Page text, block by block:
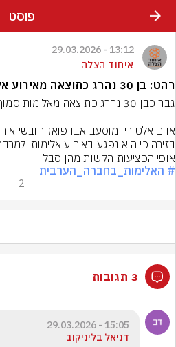
פוסט
13:12 - 29.03.2026
איחוד הצלה
רהט: בן 30 נהרג כתוצאה מאירוע אלימות
אופי הפציעות הקשות מהן סבל".
# האלימות_בחברה_הערבית
2
3 תגובות
15:05 - 29.03.2026
דניאל בליניקוב